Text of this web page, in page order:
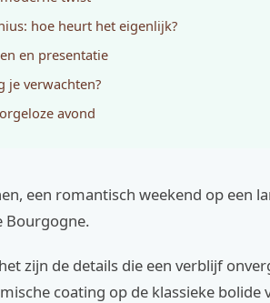
hoe heurt het eigenlijk?
en presentatie
je verwachten?
avond
een romantisch weekend op een
Bourgogne.
zijn de details die een verblijf
coating op de klassieke bolide